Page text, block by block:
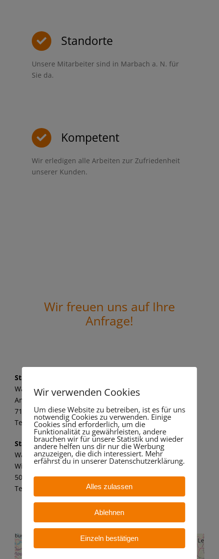
Standorte
Unsere Mitarbeiter sind in Marbach a. N. für
Sie da.
Kompetent
Wir erledigen alle Arbeiten zur Zufriedenheit
unserer Kunden.
Wir freuen uns auf Ihre
Anfrage!
Standort Marbach
Wandaa GmbH
Am alten Kraftwerk 1
71672 Marbach a. N.
Tel.: 07144 8062 149
Standort Bergheim
Wandaa GmbH
Willy-Messerschmitt-Str. 6
50126 Bergheim – Paffendorf
Tel.: 02271 7 59 21 11
Wir verwenden Cookies
Um diese Website zu betreiben, ist es für uns
notwendig Cookies zu verwenden. Einige
Cookies sind erforderlich, um die
Funktionalität zu gewährleisten, andere
brauchen wir für unsere Statistik und wieder
andere helfen uns dir nur die Werbung
anzuzeigen, die dich interessiert. Mehr
erfährst du in unserer Datenschutzerklärung.
Alles zulassen
Ablehnen
Einzeln bestätigen